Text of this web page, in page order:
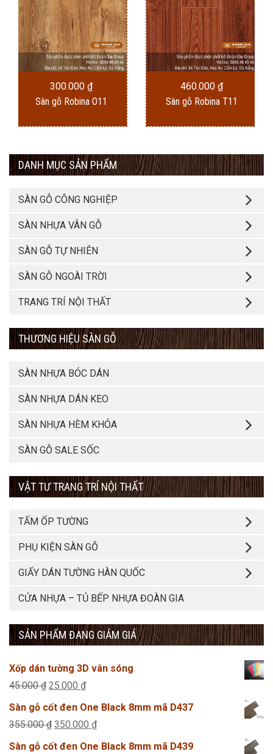
300.000 ₫
Sàn gỗ Robina O11
460.000 ₫
Sàn gỗ Robina T11
DANH MỤC SẢN PHẨM
SÀN GỖ CÔNG NGHIỆP
SÀN NHỰA VÂN GỖ
SÀN GỖ TỰ NHIÊN
SÀN GỖ NGOÀI TRỜI
TRANG TRÍ NỘI THẤT
THƯƠNG HIỆU SÀN GỖ
SÀN NHỰA BÓC DÁN
SÀN NHỰA DÁN KEO
SÀN NHỰA HÈM KHÓA
SÀN GỖ SALE SỐC
VẬT TƯ TRANG TRÍ NỘI THẤT
TẤM ỐP TƯỜNG
PHỤ KIỆN SÀN GỖ
GIẤY DÁN TƯỜNG HÀN QUỐC
CỬA NHỰA – TỦ BẾP NHỰA ĐOÀN GIA
SẢN PHẨM ĐANG GIẢM GIÁ
Xốp dán tường 3D vân sóng
45.000₫ Giá
gốc
là:
25.000 ₫Giá
hiện
tại
Sàn gỗ cốt đen One Black 8mm mã D437
355.000₫ Giá
gốc
350.000 ₫Giá
hiện
Sàn gỗ cốt đen One Black 8mm mã D439